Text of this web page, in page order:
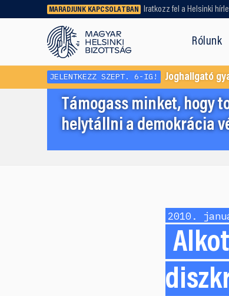
MARADJUNK KAPCSOLATBAN Iratkozz fel a Helsinki
Rólunk
Régebbi tartalmat vagy
dokumentumot keresel? Használd a
keresőnket!
JELENTKEZZ SZEPT. 6-IG! Joghallgató
Támogass minket, hogy
helytállni a demokrácia
2010.